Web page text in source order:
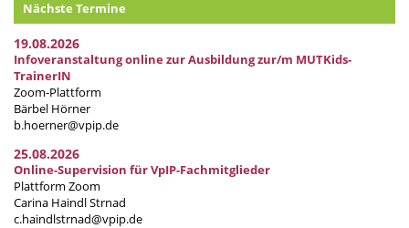
Nächste Termine
19.08.2026
Infoveranstaltung online zur Ausbildung zur/m MUTKids-
TrainerIN
Zoom-Plattform
Bärbel Hörner
b.hoerner@vpip.de
25.08.2026
Online-Supervision für VpIP-Fachmitglieder
Plattform Zoom
Carina Haindl Strnad
c.haindlstrnad@vpip.de